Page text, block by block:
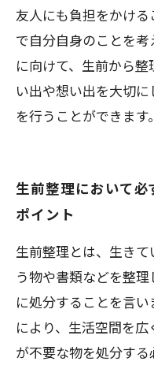
友人にも負担をかけ
で自分自身のことを
に向けて、生前から
い出や想い出を大切
を行うことができます。
生前整理において
ポイント
生前整理とは、生き
う物や書類などを整
に処分することを言
により、生活空間を
が不要な物を処分す